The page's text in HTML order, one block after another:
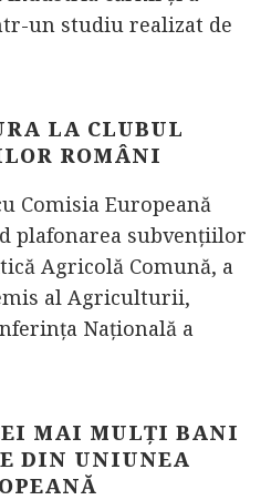
un studiu realizat de
LA CLUBUL
ROMÂNI
Comisia Europeană
plafonarea subvențiilor
Agricolă Comună, a
al Agriculturii,
Naţională a
MAI MULȚI BANI
DIN UNIUNEA